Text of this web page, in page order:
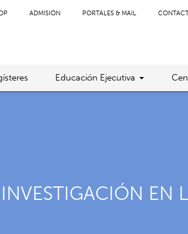
ADMISIÓN PORTALES & MAIL
Educación Ejecutiva
EN